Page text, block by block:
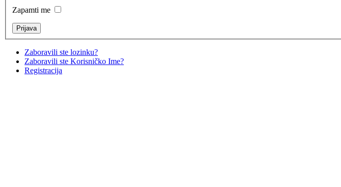
Zapamti me
Zaboravili ste lozinku?
Zaboravili ste Korisničko Ime?
Registracija